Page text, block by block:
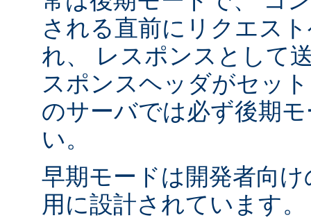
される直前にリクエス
れ、 レスポンスとして
スポンスヘッダがセッ
のサーバでは必ず後期
い。
早期モードは開発者向
用に設計されています